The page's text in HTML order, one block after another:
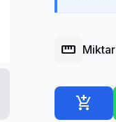
straighten Miktar
add_shopping_cart